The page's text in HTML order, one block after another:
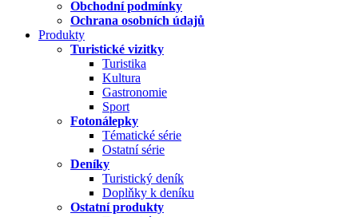
Obchodní podmínky
Ochrana osobních údajů
Produkty
Turistické vizitky
Turistika
Kultura
Gastronomie
Sport
Fotonálepky
Tématické série
Ostatní série
Deníky
Turistický deník
Doplňky k deníku
Ostatní produkty